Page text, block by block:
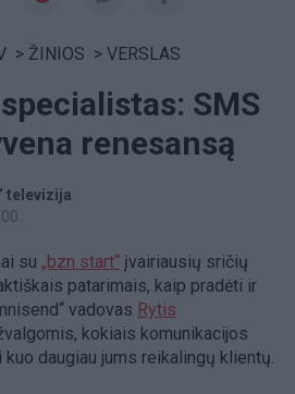
> ŽINIOS > VERSLAS
SMS
renesansą
televizija
su „bzn start“ įvairiausių sričių
patarimais, kaip pradėti ir
vadovas Rytis
kokiais komunikacijos
daugiau jums reikalingų klientų.